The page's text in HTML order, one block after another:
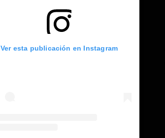
Ver esta publicación en Instagram